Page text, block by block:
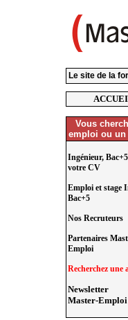
Le site de la
Vous
emploi ou un
Ingénieur,
votre CV
Emploi et stage
Bac+5
Nos Recruteurs
Partenaires
Emploi
Recherchez une
Newsletter
Master-Emploi